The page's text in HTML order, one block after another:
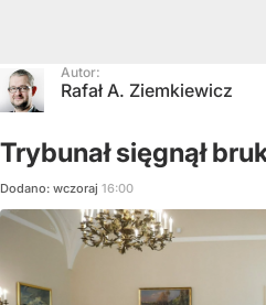
Autor:
Rafał A. Ziemkiewicz
Trybunał sięgnął
Dodano: wczoraj 16:00